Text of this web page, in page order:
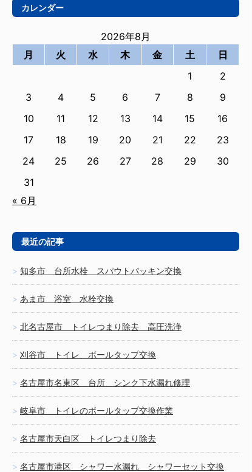
カレンダー
2026年8月
月
火 水 木 金 土
日
1
2
3
4 5 6 7 8
9
10
11 12 13 14 15
16
17
18 19 20 21 22
23
24
25 26 27 28 29
30
31
« 6月
最近の記事
知多市 台所水栓 スパウトパッキン交換
あま市 浴室 水栓交換
北名古屋市 トイレつまり除去 高圧洗浄
刈谷市 トイレ ボールタップ交換
名古屋市名東区 台所 シンク下水漏れ修理
岐阜市 トイレのボールタップ交換作業
名古屋市天白区 トイレつまり除去
名古屋市港区 シャワー水漏れ シャワーセット交換